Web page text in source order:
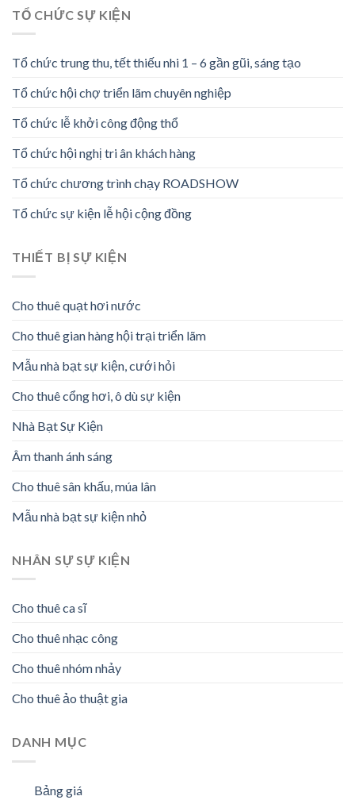
TỔ CHỨC SỰ KIỆN
Tổ chức trung thu, tết thiếu nhi 1 – 6 gần gũi, sáng tạo
Tổ chức hội chợ triển lãm chuyên nghiệp
Tổ chức lễ khởi công động thổ
Tổ chức hội nghị tri ân khách hàng
Tổ chức chương trình chạy ROADSHOW
Tổ chức sự kiện lễ hội cộng đồng
THIẾT BỊ SỰ KIỆN
Cho thuê quạt hơi nước
Cho thuê gian hàng hội trại triển lãm
Mẫu nhà bạt sự kiện, cưới hỏi
Cho thuê cổng hơi, ô dù sự kiện
Nhà Bạt Sự Kiện
Âm thanh ánh sáng
Cho thuê sân khấu, múa lân
Mẫu nhà bạt sự kiện nhỏ
NHÂN SỰ SỰ KIỆN
Cho thuê ca sĩ
Cho thuê nhạc công
Cho thuê nhóm nhảy
Cho thuê ảo thuật gia
DANH MỤC
Bảng giá